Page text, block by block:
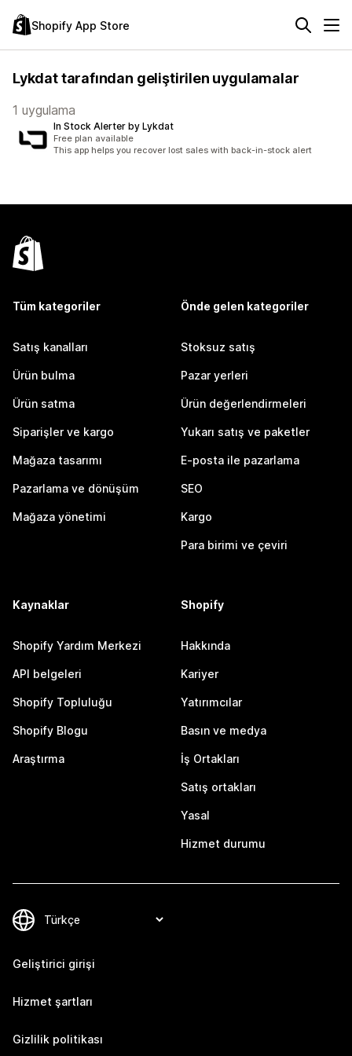
Shopify App Store
Lykdat tarafından geliştirilen uygulamalar
1 uygulama
In Stock Alerter by Lykdat
Free plan available
This app helps you recover lost sales with back-in-stock alert
Tüm kategoriler
Satış kanalları
Ürün bulma
Ürün satma
Siparişler ve kargo
Mağaza tasarımı
Pazarlama ve dönüşüm
Mağaza yönetimi
Önde gelen kategoriler
Stoksuz satış
Pazar yerleri
Ürün değerlendirmeleri
Yukarı satış ve paketler
E-posta ile pazarlama
SEO
Kargo
Para birimi ve çeviri
Kaynaklar
Shopify Yardım Merkezi
API belgeleri
Shopify Topluluğu
Shopify Blogu
Araştırma
Shopify
Hakkında
Kariyer
Yatırımcılar
Basın ve medya
İş Ortakları
Satış ortakları
Yasal
Hizmet durumu
Geliştirici girişi
Hizmet şartları
Gizlilik politikası